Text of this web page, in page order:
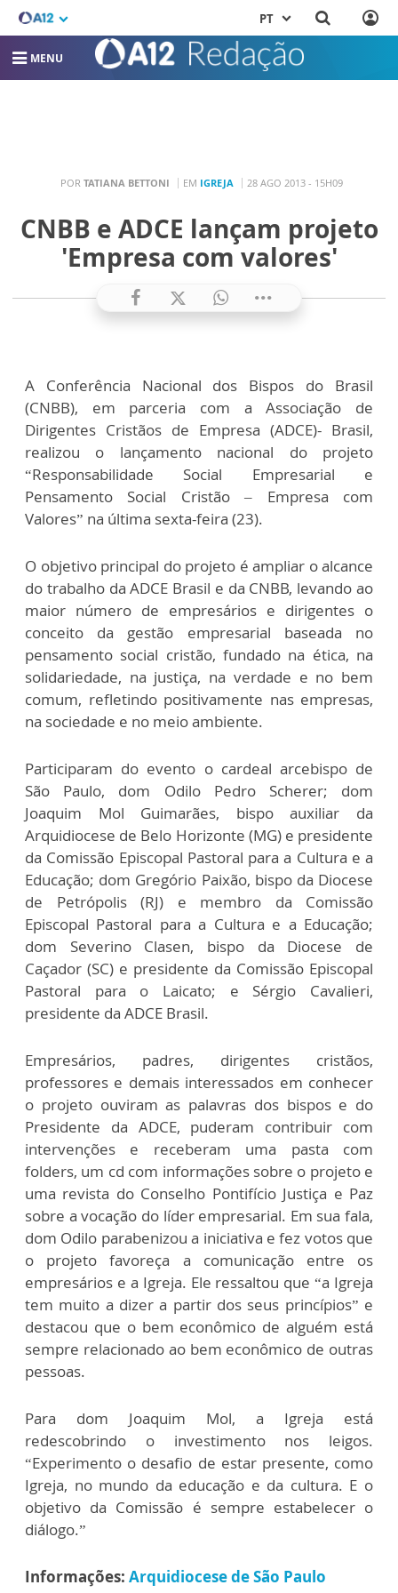
PT
MENU
POR TATIANA BETTONI EM IGREJA 28 AGO 2013 - 15H09
CNBB e ADCE lançam projeto
'Empresa com valores'
A Conferência Nacional dos Bispos do Brasil
(CNBB), em parceria com a Associação de
Dirigentes Cristãos de Empresa (ADCE)- Brasil,
realizou o lançamento nacional do projeto
“Responsabilidade Social Empresarial e
Pensamento Social Cristão – Empresa com
Valores” na última sexta-feira (23).
O objetivo principal do projeto é ampliar o alcance
do trabalho da ADCE Brasil e da CNBB, levando ao
maior número de empresários e dirigentes o
conceito da gestão empresarial baseada no
pensamento social cristão, fundado na ética, na
solidariedade, na justiça, na verdade e no bem
comum, refletindo positivamente nas empresas,
na sociedade e no meio ambiente.
Participaram do evento o cardeal arcebispo de
São Paulo, dom Odilo Pedro Scherer; dom
Joaquim Mol Guimarães, bispo auxiliar da
Arquidiocese de Belo Horizonte (MG) e presidente
da Comissão Episcopal Pastoral para a Cultura e a
Educação; dom Gregório Paixão, bispo da Diocese
de Petrópolis (RJ) e membro da Comissão
Episcopal Pastoral para a Cultura e a Educação;
dom Severino Clasen, bispo da Diocese de
Caçador (SC) e presidente da Comissão Episcopal
Pastoral para o Laicato; e Sérgio Cavalieri,
presidente da ADCE Brasil.
Empresários, padres, dirigentes cristãos,
professores e demais interessados em conhecer
o projeto ouviram as palavras dos bispos e do
Presidente da ADCE, puderam contribuir com
intervenções e receberam uma pasta com
folders, um cd com informações sobre o projeto e
uma revista do Conselho Pontifício Justiça e Paz
sobre a vocação do líder empresarial. Em sua fala,
dom Odilo parabenizou a iniciativa e fez votos que
o projeto favoreça a comunicação entre os
empresários e a Igreja. Ele ressaltou que “a Igreja
tem muito a dizer a partir dos seus princípios” e
destacou que o bem econômico de alguém está
sempre relacionado ao bem econômico de outras
pessoas.
Para dom Joaquim Mol, a Igreja está
redescobrindo o investimento nos leigos.
“Experimento o desafio de estar presente, como
Igreja, no mundo da educação e da cultura. E o
objetivo da Comissão é sempre estabelecer o
diálogo.”
Informações: Arquidiocese de São Paulo